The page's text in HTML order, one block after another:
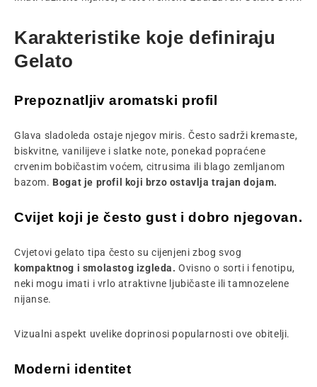
Karakteristike koje definiraju
Gelato
Prepoznatljiv aromatski profil
Glava sladoleda ostaje njegov miris. Često sadrži kremaste,
biskvitne, vanilijeve i slatke note, ponekad popraćene
crvenim bobičastim voćem, citrusima ili blago zemljanom
bazom. Bogat je profil koji brzo ostavlja trajan dojam.
Cvijet koji je često gust i dobro njegovan.
Cvjetovi gelato tipa često su cijenjeni zbog svog
kompaktnog i smolastog izgleda. Ovisno o sorti i fenotipu,
neki mogu imati i vrlo atraktivne ljubičaste ili tamnozelene
nijanse.
Vizualni aspekt uvelike doprinosi popularnosti ove obitelji.
Moderni identitet